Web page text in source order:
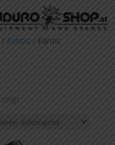
Fantic / Fantic
sortiert:
aufsteigend